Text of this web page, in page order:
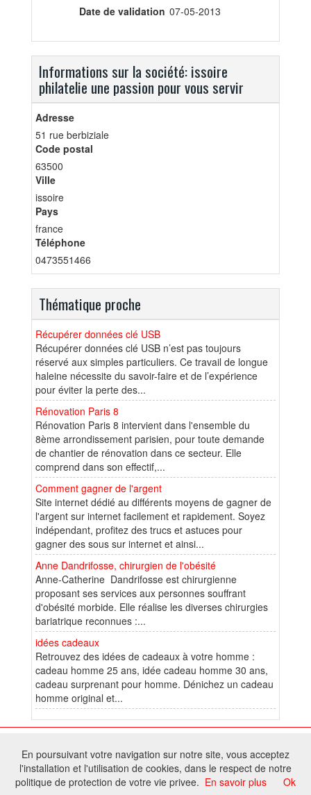
Date de validation 07-05-2013
Informations sur la société: issoire
philatelie une passion pour vous servir
Adresse
51 rue berbiziale
Code postal
63500
Ville
issoire
Pays
france
Téléphone
0473551466
Thématique proche
Récupérer données clé USB
Récupérer données clé USB n’est pas toujours
réservé aux simples particuliers. Ce travail de longue
haleine nécessite du savoir-faire et de l’expérience
pour éviter la perte des...
Rénovation Paris 8
Rénovation Paris 8 intervient dans l'ensemble du
8ème arrondissement parisien, pour toute demande
de chantier de rénovation dans ce secteur. Elle
comprend dans son effectif,...
Comment gagner de l'argent
Site internet dédié au différents moyens de gagner de
l'argent sur internet facilement et rapidement. Soyez
indépendant, profitez des trucs et astuces pour
gagner des sous sur internet et ainsi...
Anne Dandrifosse, chirurgien de l'obésité
Anne-Catherine Dandrifosse est chirurgienne
proposant ses services aux personnes souffrant
d'obésité morbide. Elle réalise les diverses chirurgies
bariatrique reconnues :...
idées cadeaux
Retrouvez des idées de cadeaux à votre homme :
cadeau homme 25 ans, idée cadeau homme 30 ans,
cadeau surprenant pour homme. Dénichez un cadeau
homme original et...
FontAwesome
Tous droits réservés - Toute reproduction du contenu de ce site, même
partielle, est interdite sans accord du propriétaire.
En poursuivant votre navigation sur notre site, vous acceptez
l'installation et l'utilisation de cookies, dans le respect de notre
politique de protection de votre vie privee. En savoir plus Ok